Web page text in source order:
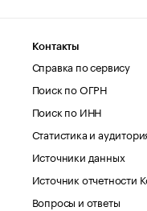
Контакты
Справка по сервису
Поиск по ОГРН
Поиск по ИНН
Статистика и
Источники данных
Источник отчетности
Вопросы и ответы